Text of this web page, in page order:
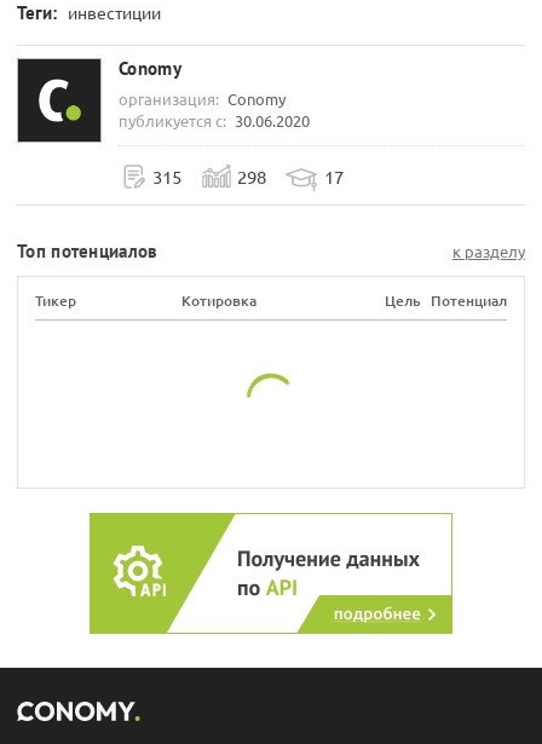
Теги: инвестиции
Conomy
организация: Conomy
публикуется с: 30.06.2020
315 298 17
Топ потенциалов к разделу
Тикер Котировка Цель Потенциал